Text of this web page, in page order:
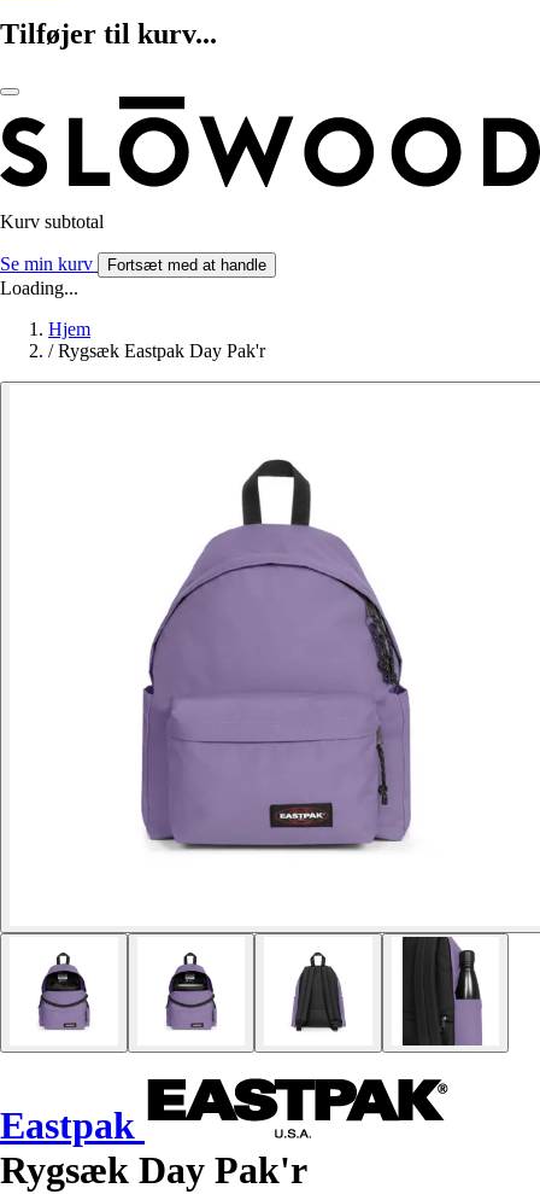
Tilføjer til kurv...
Kurv subtotal
Se min kurv Fortsæt med at handle
Loading...
Hjem
/ Rygsæk Eastpak Day Pak'r
Eastpak
Rygsæk Day Pak'r